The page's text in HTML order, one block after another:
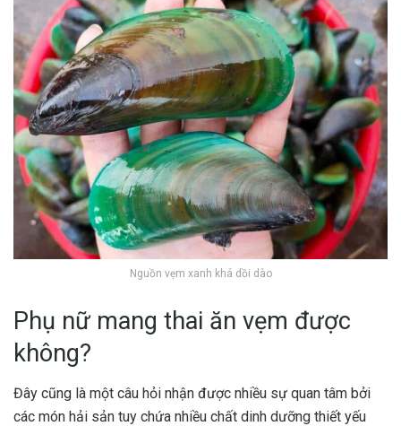
Nguồn vẹm xanh khá dồi dào
Phụ nữ mang thai ăn vẹm được
không?
Đây cũng là một câu hỏi nhận được nhiều sự quan tâm bởi
các món hải sản tuy chứa nhiều chất dinh dưỡng thiết yếu